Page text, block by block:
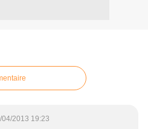
04/2013 19:23